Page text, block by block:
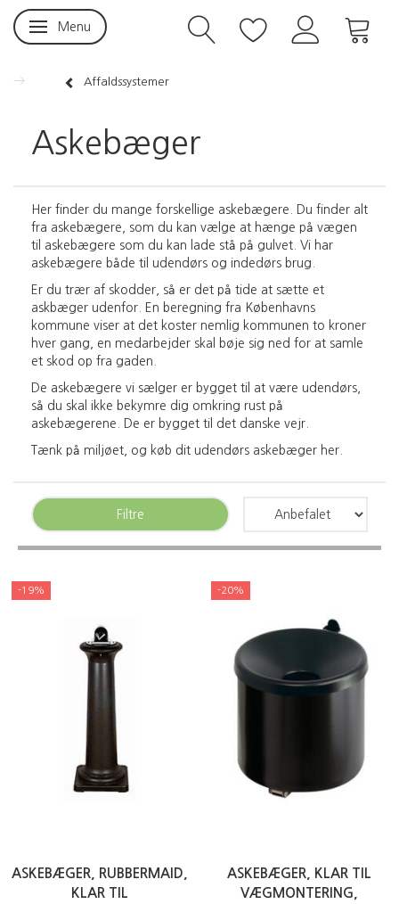
Skifte navigation
Menu
Affaldssystemer
Askebæger
Her finder du mange forskellige askebægere. Du finder alt
fra askebægere, som du kan vælge at hænge på vægen
til askebægere som du kan lade stå på gulvet. Vi har
askebægere både til udendørs og indedørs brug.
Er du trær af skodder, så er det på tide at sætte et
askbæger udenfor. En beregning fra Københavns
kommune viser at det koster nemlig kommunen to kroner
hver gang, en medarbejder skal bøje sig ned for at samle
et skod op fra gaden.
De askebægere vi sælger er bygget til at være udendørs,
så du skal ikke bekymre dig omkring rust på
askebægerene. De er bygget til det danske vejr.
Tænk på miljøet, og køb dit udendørs askebæger her.
Filtre
-19%
ASKEBÆGER, RUBBERMAID,
KLAR TIL
-20%
ASKEBÆGER, KLAR TIL
VÆGMONTERING,